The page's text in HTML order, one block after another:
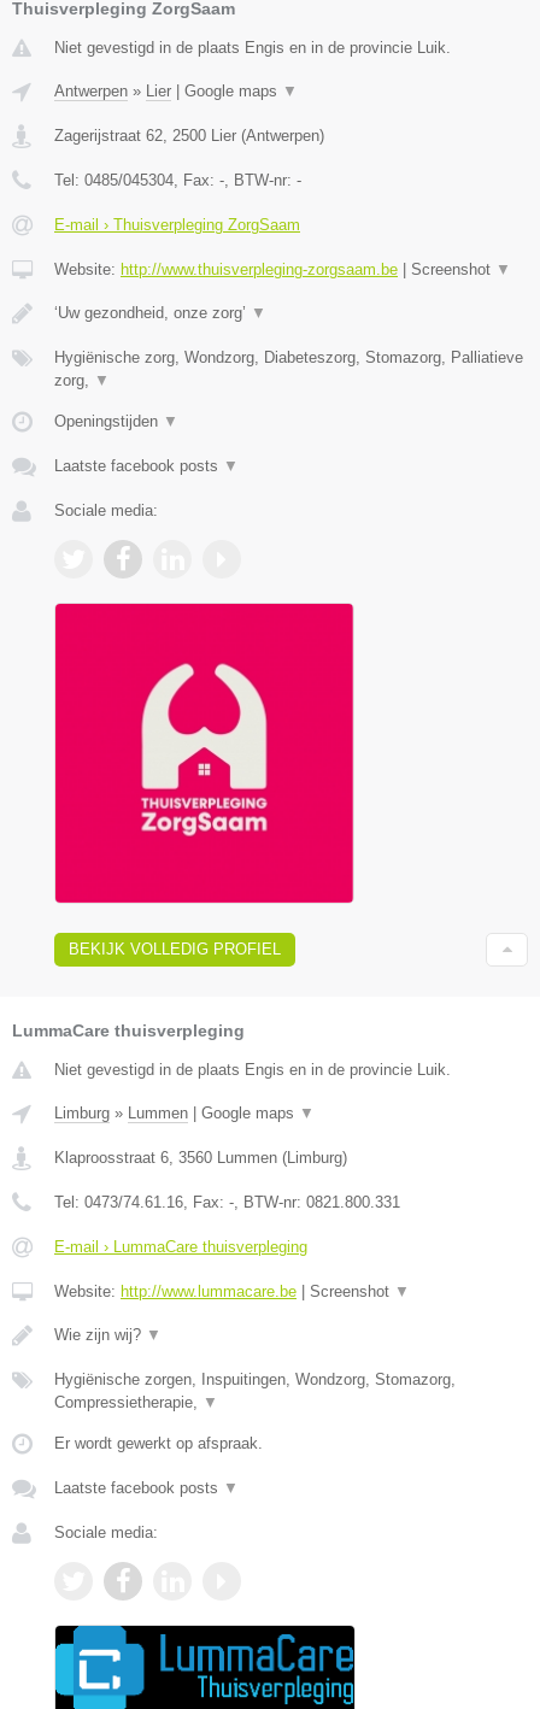
Thuisverpleging ZorgSaam
Niet gevestigd in de plaats Engis en in de provincie Luik.
Antwerpen » Lier Google maps ▼
Zagerijstraat 62, 2500 Lier (Antwerpen)
Tel: 0485/045304, Fax: -, BTW-nr: -
E-mail › Thuisverpleging ZorgSaam
Website: http://www.thuisverpleging-zorgsaam.be Screenshot ▼
‘Uw gezondheid, onze zorg’ ▼
Hygiënische zorg, Wondzorg, Diabeteszorg, Stomazorg, Palliatieve
zorg, ▼
Openingstijden ▼
Laatste facebook posts ▼
Sociale media:
BEKIJK VOLLEDIG PROFIEL
LummaCare thuisverpleging
Niet gevestigd in de plaats Engis en in de provincie Luik.
Limburg » Lummen Google maps ▼
Klaproosstraat 6, 3560 Lummen (Limburg)
Tel: 0473/74.61.16, Fax: -, BTW-nr: 0821.800.331
E-mail › LummaCare thuisverpleging
Website: http://www.lummacare.be Screenshot ▼
Wie zijn wij? ▼
Hygiënische zorgen, Inspuitingen, Wondzorg, Stomazorg,
Compressietherapie, ▼
Er wordt gewerkt op afspraak.
Laatste facebook posts ▼
Sociale media: